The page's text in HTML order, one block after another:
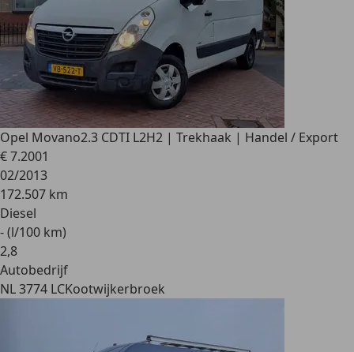
Opel Movano2.3 CDTI L2H2 | Trekhaak | Handel / Export
€ 7.2001
02/2013
172.507 km
Diesel
- (l/100 km)
2,8
Autobedrijf
NL 3774 LCKootwijkerbroek